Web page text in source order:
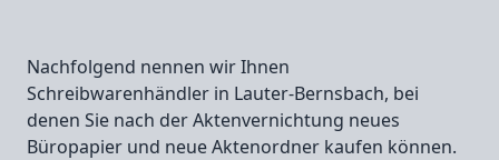
Nachfolgend nennen wir Ihnen
Schreibwarenhändler in Lauter-Bernsbach, bei
denen Sie nach der Aktenvernichtung neues
Büropapier und neue Aktenordner kaufen können.